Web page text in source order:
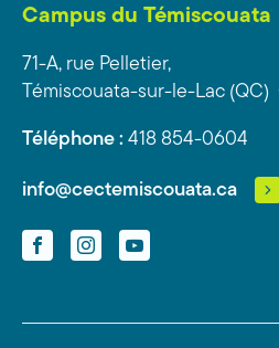
Campus du Témiscouata
71-A, rue Pelletier,
Témiscouata-sur-le-Lac (QC)
Téléphone : 418 854-0604
info@cectemiscouata.ca
FacebookInstagramYouTube